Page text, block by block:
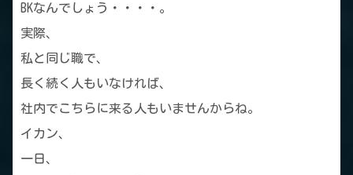
BKなんでしょう・・・・。
実際、
私と同じ職で、
長く続く人もいなければ、
社内でこちらに来る人もいませんからね。
イカン、
一日、